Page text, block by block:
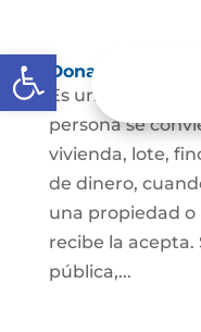
Abrir barra de
Donación
Es uno de los
persona se
vivienda, lote,
de dinero,
una propiedad o
recibe la acepta.
pública,...